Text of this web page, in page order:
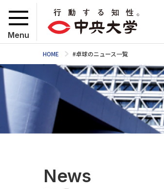
Menu
HOME #卓球のニュース一覧
News